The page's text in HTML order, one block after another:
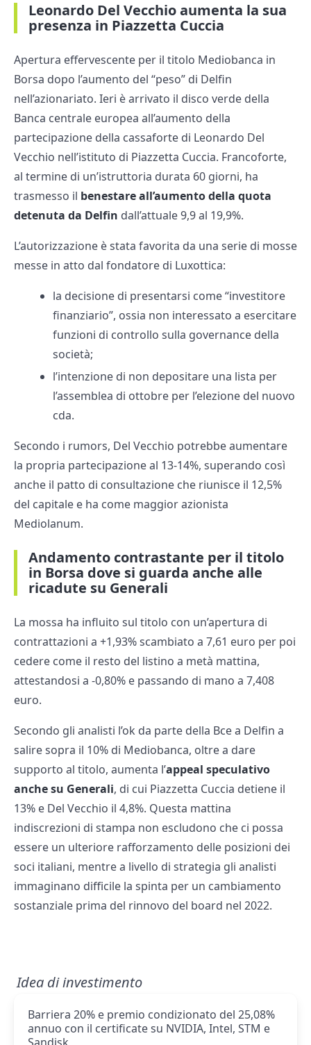
Leonardo Del Vecchio aumenta la sua
presenza in Piazzetta Cuccia
Apertura effervescente per il titolo Mediobanca in
Borsa dopo l’aumento del “peso” di Delfin
nell’azionariato. Ieri è arrivato il disco verde della
Banca centrale europea all’aumento della
partecipazione della cassaforte di Leonardo Del
Vecchio nell’istituto di Piazzetta Cuccia. Francoforte,
al termine di un’istruttoria durata 60 giorni, ha
trasmesso il benestare all’aumento della quota
detenuta da Delfin dall’attuale 9,9 al 19,9%.
L’autorizzazione è stata favorita da una serie di mosse
messe in atto dal fondatore di Luxottica:
la decisione di presentarsi come “investitore
finanziario”, ossia non interessato a esercitare
funzioni di controllo sulla governance della
società;
l’intenzione di non depositare una lista per
l’assemblea di ottobre per l’elezione del nuovo
cda.
Secondo i rumors, Del Vecchio potrebbe aumentare
la propria partecipazione al 13-14%, superando così
anche il patto di consultazione che riunisce il 12,5%
del capitale e ha come maggior azionista
Mediolanum.
Andamento contrastante per il titolo
in Borsa dove si guarda anche alle
ricadute su Generali
La mossa ha influito sul titolo con un’apertura di
contrattazioni a +1,93% scambiato a 7,61 euro per poi
cedere come il resto del listino a metà mattina,
attestandosi a -0,80% e passando di mano a 7,408
euro.
Secondo gli analisti l’ok da parte della Bce a Delfin a
salire sopra il 10% di Mediobanca, oltre a dare
supporto al titolo, aumenta l’appeal speculativo
anche su Generali, di cui Piazzetta Cuccia detiene il
13% e Del Vecchio il 4,8%. Questa mattina
indiscrezioni di stampa non escludono che ci possa
essere un ulteriore rafforzamento delle posizioni dei
soci italiani, mentre a livello di strategia gli analisti
immaginano difficile la spinta per un cambiamento
sostanziale prima del rinnovo del board nel 2022.
Idea di investimento
Barriera 20% e premio condizionato del 25,08%
annuo con il certificate su NVIDIA, Intel, STM e